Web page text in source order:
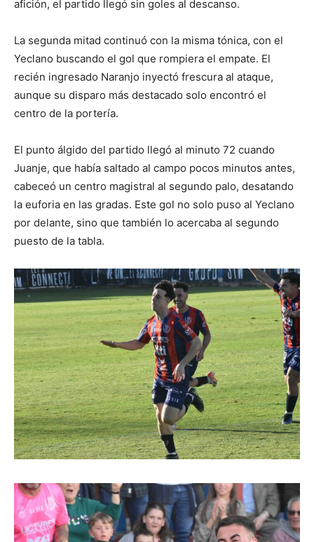
afición, el partido llegó sin goles al descanso.
La segunda mitad continuó con la misma tónica, con el
Yeclano buscando el gol que rompiera el empate. El
recién ingresado Naranjo inyectó frescura al ataque,
aunque su disparo más destacado solo encontró el
centro de la portería.
El punto álgido del partido llegó al minuto 72 cuando
Juanje, que había saltado al campo pocos minutos antes,
cabeceó un centro magistral al segundo palo, desatando
la euforia en las gradas. Este gol no solo puso al Yeclano
por delante, sino que también lo acercaba al segundo
puesto de la tabla.